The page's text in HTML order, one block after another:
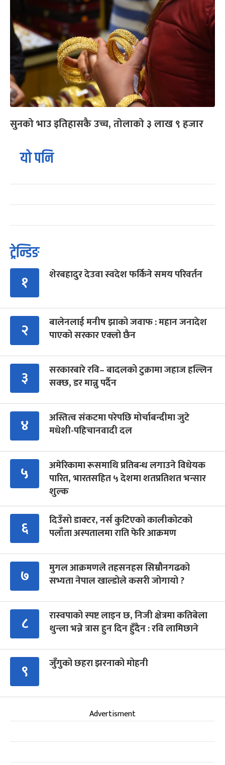
सुनको भाउ इतिहासकै उच्च, तोलाको ३ लाख ९ हजार
यो पनि
ट्रेन्डिङ
१ शेरबहादुर देउवा स्वदेश फर्किने समय परिवर्तन
२
बालेनलाई मनीष झाको जवाफ : महान जनादेश
पाएको सरकार एक्लो छैन
३
सरकारबारे रवि– बादलको टुक्रामा जहाज हल्लिन
सक्छ, डर मान्नु पर्दैन
४
अस्तित्व संकटमा परेपछि मोर्चाबन्दीमा जुटे
मधेशी-पहिचानवादी दल
५
अमेरिकामा रूसमाथि प्रतिबन्ध लगाउने विधेयक
पारित, भारतसहित ५ देशमा शतप्रतिशत भन्सार
शुल्क
६
दिउँसो डाक्टर, नर्स कुटिएको कालीकोटको
पलाँता अस्पतालमा राति फेरि आक्रमण
७
मुगल आक्रमणले तहसनहस सिम्रौनगढको
सभ्यता नेपाल खाल्डोले कसरी जोगायो ?
८
रास्वपाको स्पष्ट लाइन छ, निजी क्षेत्रमा कतिबेला
थुन्ला भन्ने त्रास हुन दिन हुँदैन : रवि लामिछाने
९ जुँगुको छहरा झरनाको मोहनी
Advertisment